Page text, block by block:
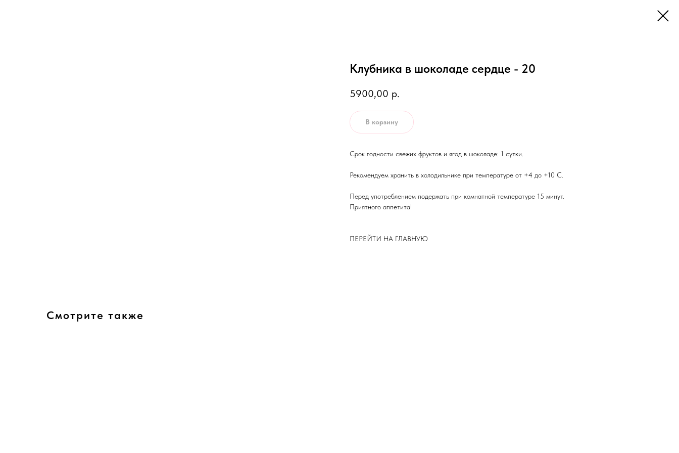
Клубника в шоколаде сердце - 20
5900,00 р.
В корзину
Срок годности свежих фруктов и ягод в шоколаде: 1 сутки.
Рекомендуем хранить в холодильнике при температуре от +4 до +10 С.
Перед употреблением подержать при комнатной температуре 15 минут.
Приятного аппетита!
ПЕРЕЙТИ НА ГЛАВНУЮ
Смотрите также